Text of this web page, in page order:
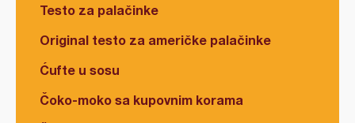
Testo za palačinke
Original testo za američke palačinke
Ćufte u sosu
Čoko-moko sa kupovnim korama